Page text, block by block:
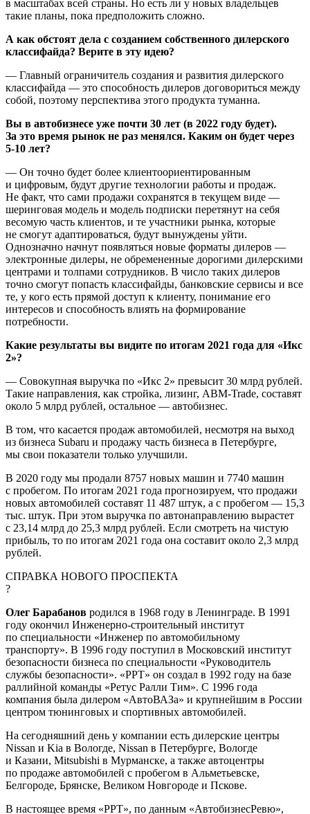
в масштабах всей страны. Но есть ли у новых владельцев
такие планы, пока предположить сложно.
А как обстоят дела с созданием собственного дилерского
классифайда? Верите в эту идею?
— Главный ограничитель создания и развития дилерского
классифайда — это способность дилеров договориться между
собой, поэтому перспектива этого продукта туманна.
Вы в автобизнесе уже почти 30 лет (в 2022 году будет).
За это время рынок не раз менялся. Каким он будет через
5-10 лет?
— Он точно будет более клиентоориентированным
и цифровым, будут другие технологии работы и продаж.
Не факт, что сами продажи сохранятся в текущем виде —
шеринговая модель и модель подписки перетянут на себя
весомую часть клиентов, и те участники рынка, которые
не смогут адаптироваться, будут вынуждены уйти.
Однозначно начнут появляться новые форматы дилеров —
электронные дилеры, не обремененные дорогими дилерскими
центрами и толпами сотрудников. В число таких дилеров
точно смогут попасть классифайды, банковские сервисы и все
те, у кого есть прямой доступ к клиенту, понимание его
интересов и способность влиять на формирование
потребности.
Какие результаты вы видите по итогам 2021 года для «Икс
2»?
— Совокупная выручка по «Икс 2» превысит 30 млрд рублей.
Такие направления, как стройка, лизинг, ABM-Trade, составят
около 5 млрд рублей, остальное — автобизнес.
В том, что касается продаж автомобилей, несмотря на выход
из бизнеса Subaru и продажу часть бизнеса в Петербурге,
мы свои показатели только улучшили.
В 2020 году мы продали 8757 новых машин и 7740 машин
с пробегом. По итогам 2021 года прогнозируем, что продажи
новых автомобилей составят 11 487 штук, а с пробегом — 15,3
тыс. штук. При этом выручка по автонаправлению вырастет
с 23,14 млрд до 25,3 млрд рублей. Если смотреть на чистую
прибыль, то по итогам 2021 года она составит около 2,3 млрд
рублей.
СПРАВКА НОВОГО ПРОСПЕКТА
?
Олег Барабанов родился в 1968 году в Ленинграде. В 1991
году окончил Инженерно-строительный институт
по специальности «Инженер по автомобильному
транспорту». В 1996 году поступил в Московский институт
безопасности бизнеса по специальности «Руководитель
службы безопасности». «РРТ» он создал в 1992 году на базе
раллийной команды «Ретус Ралли Тим». С 1996 года
компания была дилером «АвтоВАЗа» и крупнейшим в России
центром тюнинговых и спортивных автомобилей.
На сегодняшний день у компании есть дилерские центры
Nissan и Kia в Вологде, Nissan в Петербурге, Вологде
и Казани, Mitsubishi в Мурманске, а также автоцентры
по продаже автомобилей с пробегом в Альметьевске,
Белгороде, Брянске, Великом Новгороде и Пскове.
В настоящее время «РРТ», по данным «АвтобизнесРевю»,